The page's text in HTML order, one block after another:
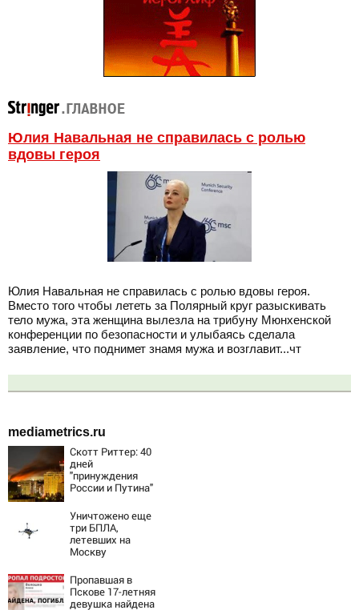
Юлия Навальная не справилась с ролью
вдовы героя
Юлия Навальная не справилась с ролью вдовы героя.
Вместо того чтобы лететь за Полярный круг разыскивать
тело мужа, эта женщина вылезла на трибуну Мюнхенской
конференции по безопасности и улыбаясь сделала
заявление, что поднимет знамя мужа и возглавит...чт
mediametrics.ru
Скотт Риттер: 40
дней
"принуждения
России и Путина"
крах режима
Зеленского
Уничтожено еще
три БПЛА,
летевших на
Москву
Пропавшая в
Пскове 17-летняя
девушка найдена